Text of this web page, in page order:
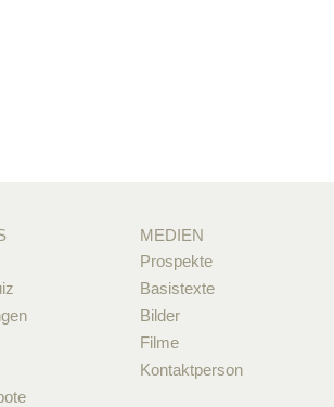
MEDIEN
Prospekte
Basistexte
Bilder
Filme
Kontaktperson